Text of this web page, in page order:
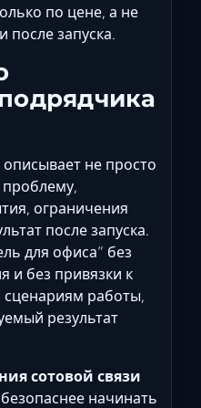
по цене, а не
после запуска.
не просто
ограничения
после запуска.
для офиса” без
и без привязки к
работы,
результат
сотовой связи
безопаснее начинать